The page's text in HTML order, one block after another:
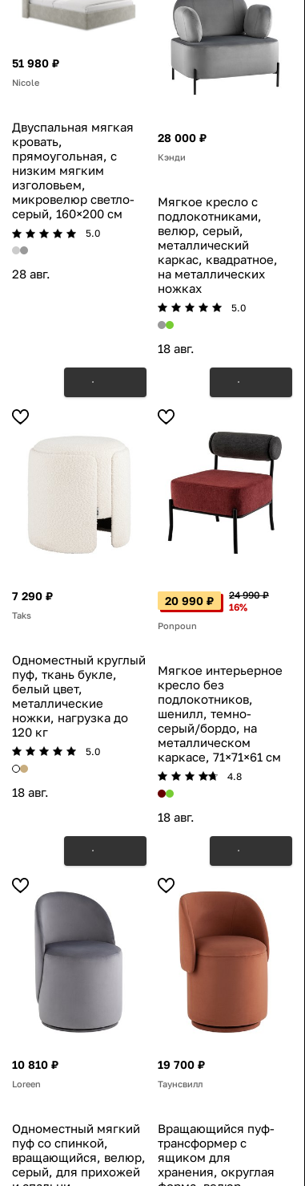
51 980 ₽
Nicole
Двуспальная мягкая
кровать,
прямоугольная, с
низким мягким
изголовьем,
микровелюр светло-
серый, 160×200 см
5.0
28 авг.
28 000 ₽
Кэнди
Мягкое кресло с
подлокотниками,
велюр, серый,
металлический
каркас, квадратное,
на металлических
ножках
5.0
18 авг.
7 290 ₽
Taks
Одноместный круглый
пуф, ткань букле,
белый цвет,
металлические
ножки, нагрузка до
120 кг
5.0
18 авг.
20 990 ₽
24 990 ₽
16%
Ponpoun
Мягкое интерьерное
кресло без
подлокотников,
шенилл, темно-
серый/бордо, на
металлическом
каркасе, 71×71×61 см
4.8
18 авг.
10 810 ₽
Loreen
Одноместный мягкий
пуф со спинкой,
вращающийся, велюр,
серый, для прихожей
19 700 ₽
Таунсвилл
Вращающийся пуф-
трансформер с
ящиком для
хранения, округлая